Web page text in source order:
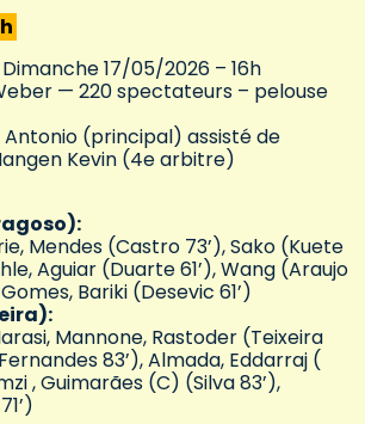
Dimanche 17/05/2026 – 16h
— 220 spectateurs – pelouse
(principal) assisté de
Kevin (4e arbitre)
Mendes (Castro 73’), Sako (Kuete
Aguiar (Duarte 61’), Wang (Araujo
Bariki (Desevic 61’)
Mannone, Rastoder (Teixeira
83’), Almada, Eddarraj (
, Guimarães (C) (Silva 83’),